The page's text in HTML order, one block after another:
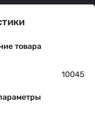
товара
10045